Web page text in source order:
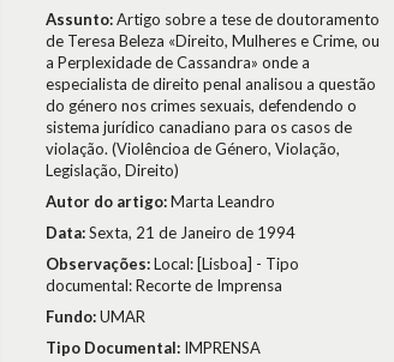
Assunto:Artigo sobre a tese de doutoramento
de Teresa Beleza «Direito, Mulheres e Crime, ou
a Perplexidade de Cassandra» onde a
especialista de direito penal analisou a questão
do género nos crimes sexuais, defendendo o
sistema jurídico canadiano para os casos de
violação. (Violêncioa de Género, Violação,
Legislação, Direito)
Autor do artigo:Marta Leandro
Data:Sexta, 21 de Janeiro de 1994
Observações:Local: [Lisboa] - Tipo
documental: Recorte de Imprensa
Fundo:UMAR
Tipo Documental: IMPRENSA